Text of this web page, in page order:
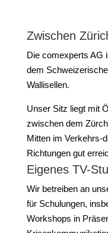
Zwischen
Die comexperts AG
dem
Wallisellen.
Unser Sitz liegt mit
zwischen dem
Mitten im Verkehrs-
Richtungen gut
Eigenes TV-
Wir betreiben an
für Schulungen,
Workshops in